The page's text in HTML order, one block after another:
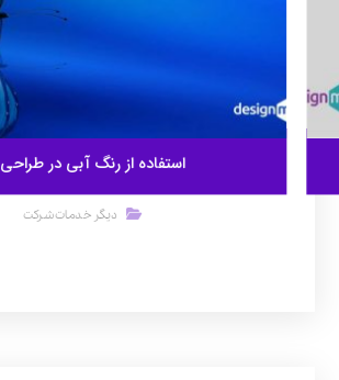
استفاده از رنگ آبی در طراحی
دیگر خدمات شرکت